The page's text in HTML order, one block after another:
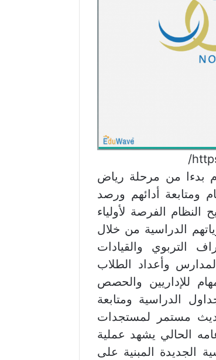
بدءا من مرحلة رياض
ومتابعة أدائهم ورصد
النظام الفرصة لأولياء
الدراسية من خلال
التربوي والقيادات
وأعداد الطلاب
للإداريين والحصص
الدراسية ومتابعة
مستمر لمستجدات
الحالي يشهد عملية
الجديدة المبنية على